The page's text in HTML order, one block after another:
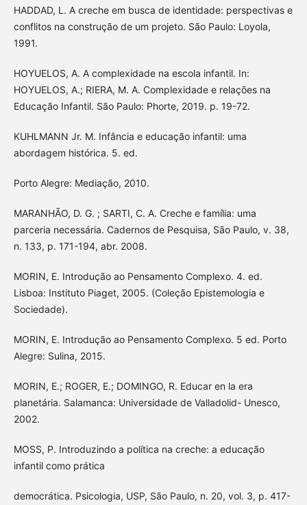
HADDAD, L. A creche em busca de identidade: perspectivas e
conflitos na construção de um projeto. São Paulo: Loyola,
1991.
HOYUELOS, A. A complexidade na escola infantil. In:
HOYUELOS, A.; RIERA, M. A. Complexidade e relações na
Educação Infantil. São Paulo: Phorte, 2019. p. 19-72.
KUHLMANN Jr. M. Infância e educação infantil: uma
abordagem histórica. 5. ed.
Porto Alegre: Mediação, 2010.
MARANHÃO, D. G. ; SARTI, C. A. Creche e família: uma
parceria necessária. Cadernos de Pesquisa, São Paulo, v. 38,
n. 133, p. 171-194, abr. 2008.
MORIN, E. Introdução ao Pensamento Complexo. 4. ed.
Lisboa: Instituto Piaget, 2005. (Coleção Epistemologia e
Sociedade).
MORIN, E. Introdução ao Pensamento Complexo. 5 ed. Porto
Alegre: Sulina, 2015.
MORIN, E.; ROGER, E.; DOMINGO, R. Educar en la era
planetária. Salamanca: Universidade de Valladolid- Unesco,
2002.
MOSS, P. Introduzindo a política na creche: a educação
infantil como prática
democrática. Psicologia, USP, São Paulo, n. 20, vol. 3, p. 417-